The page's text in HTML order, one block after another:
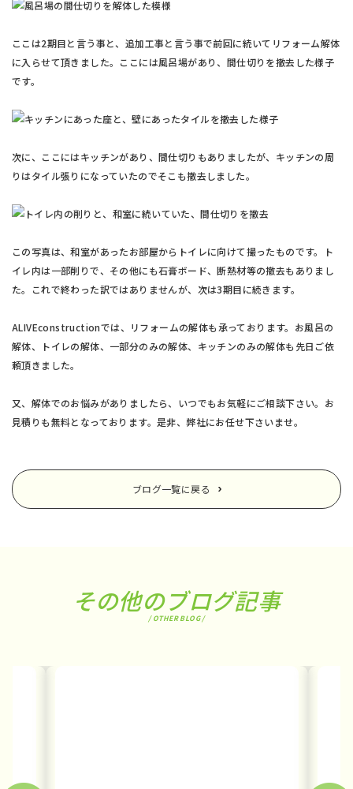
ここは2期目と言う事と、追加工事と言う事で前回に続いてリフォーム解体
に入らせて頂きました。ここには風呂場があり、間仕切りを撤去した様子
です。
次に、ここにはキッチンがあり、間仕切りもありましたが、キッチンの周
りはタイル張りになっていたのでそこも撤去しました。
この写真は、和室があったお部屋からトイレに向けて撮ったものです。ト
イレ内は一部削りで、その他にも石膏ボード、断熱材等の撤去もありまし
た。これで終わった訳ではありませんが、次は3期目に続きます。
ALIVEconstructionでは、リフォームの解体も承っております。お風呂の
解体、トイレの解体、一部分のみの解体、キッチンのみの解体も先日ご依
頼頂きました。
又、解体でのお悩みがありましたら、いつでもお気軽にご相談下さい。お
見積りも無料となっております。是非、弊社にお任せ下さいませ。
ブログ一覧に戻る
その他のブログ記事
/ OTHER BLOG /